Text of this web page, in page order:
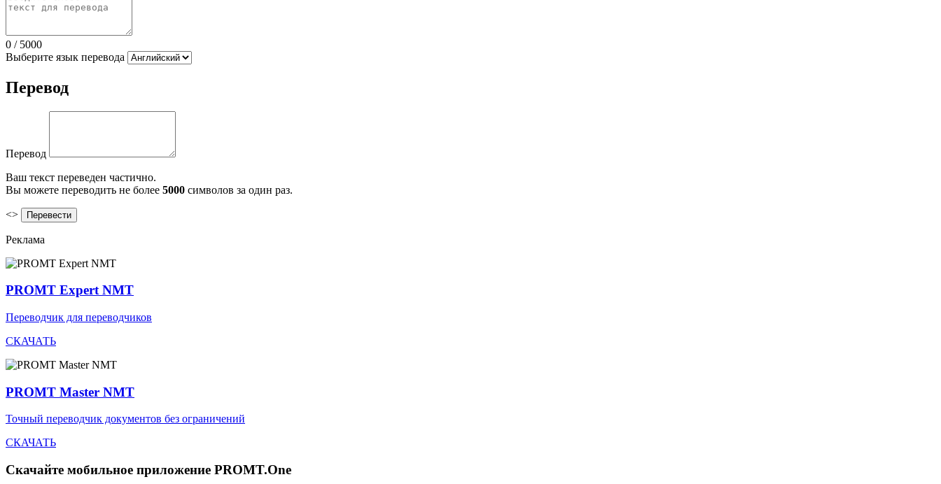
0 / 5000
Выберите язык перевода
Перевод
Перевод
Ваш текст переведен частично.
Вы можете переводить не более 5000 символов за один раз.
<>
Реклама
PROMT Expert NMT
Переводчик для переводчиков
СКАЧАТЬ
PROMT Master NMT
Точный переводчик документов без ограничений
СКАЧАТЬ
Скачайте мобильное приложение PROMT.One